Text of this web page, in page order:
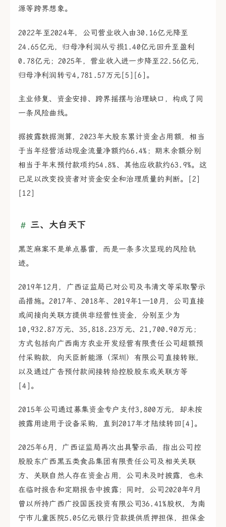
源等跨界想象。
2022年至2024年，公司营业收入由30.16亿元降至
24.65亿元，归母净利润从亏损1.40亿元回升至盈利
0.78亿元；2025年，营业收入进一步降至22.56亿元，
归母净利润转亏4,781.57万元[5][6]。
主业修复、资金安排、跨界摇摆与治理缺口，构成了同
一条风险曲线。
据披露数据测算，2023年大股东累计资金占用额，相当
于当年经营活动现金流量净额约66.4%；期末余额分别
相当于年末预付款项约54.8%、其他应收款约63.9%。这
已足以改变投资者对资金安全和治理质量的判断。[2]
[12]
三、大白天下
黑芝麻案不是单点暴雷，而是一条多次显现的风险轨
迹。
2019年12月，广西证监局已对公司及韦清文等采取警示
函措施。2017年、2018年、2019年1—10月，公司直接
或间接向关联方提供非经营性资金，分别至少为
10,932.87万元、35,818.23万元、21,700.90万元；
方式包括向广西南方农业开发经营有限责任公司超额预
付采购款，向天臣新能源（深圳）有限公司直接转账，
以及通过广告预付款间接转给控股股东或关联方等
[4]。
2015年公司通过募集资金专户支付3,800万元，却未按
披露用途用于设备采购，直到2017年才陆续转回[4]。
2025年6月，广西证监局再次出具警示函，指出公司控
股股东广西黑五类食品集团有限责任公司及相关关联
方、关联自然人存在资金占用，公司未及时披露，也未
在临时报告和定期报告中披露；同时，公司2020年9月
曾以所持广西广投国医投资有限公司36.41%股权，为南
宁市儿童医院5.05亿元银行贷款提供质押担保，担保金